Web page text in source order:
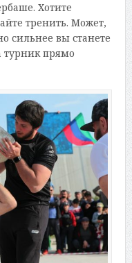
Хотите
тренить. Может,
сильнее вы станете
турник прямо